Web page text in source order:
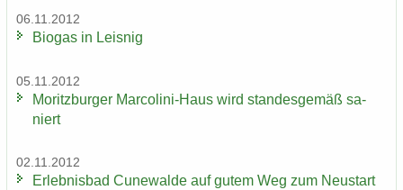
06.11.2012
Bio­gas in Leis­nig
05.11.2012
Mo­ritz­bur­ger Marcolini-​Haus wird stan­des­ge­mäß sa­
niert
02.11.2012
Er­leb­nis­bad Cu­n­e­wal­de auf gutem Weg zum Neu­start